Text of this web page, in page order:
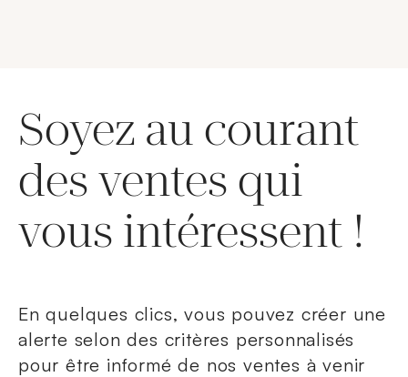
Soyez au courant
des ventes qui
vous intéressent !
En quelques clics, vous pouvez créer une
alerte selon des critères personnalisés
pour être informé de nos ventes à venir